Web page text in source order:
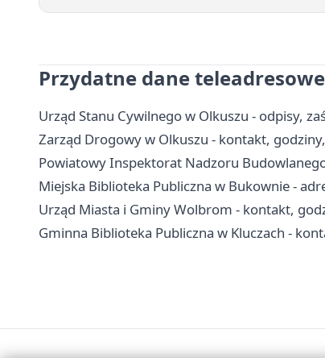
Przydatne dane teleadresowe
Urząd Stanu Cywilnego w Olkuszu - odpisy,
Zarząd Drogowy w Olkuszu - kontakt,
Powiatowy Inspektorat Nadzoru
Miejska Biblioteka Publiczna w Bukownie -
Urząd Miasta i Gminy Wolbrom - kontakt,
Gminna Biblioteka Publiczna w Kluczach -